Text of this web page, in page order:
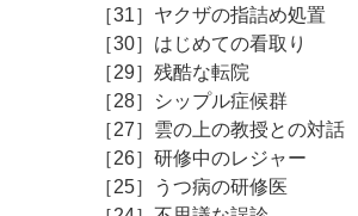
［31］ヤクザの指詰め処置
［30］はじめての看取り
［29］残酷な転院
［28］シップル症候群
［27］雲の上の教授との対話
［26］研修中のレジャー
［25］うつ病の研修医